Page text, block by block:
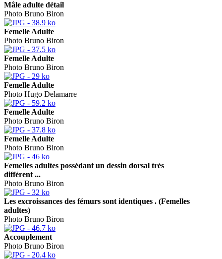
Mâle adulte détail
Photo Bruno Biron
Femelle Adulte
Photo Bruno Biron
Femelle Adulte
Photo Bruno Biron
Femelle Adulte
Photo Hugo Delamarre
Femelle Adulte
Photo Bruno Biron
Femelle Adulte
Photo Bruno Biron
Femelles adultes possédant un dessin dorsal très
différent ...
Photo Bruno Biron
Les excroissances des fémurs sont identiques . (Femelles
adultes)
Photo Bruno Biron
Accouplement
Photo Bruno Biron